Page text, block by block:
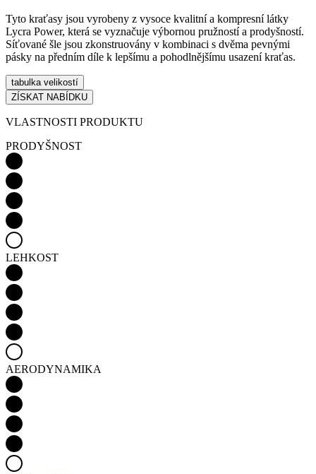
Tyto kraťasy jsou vyrobeny z vysoce kvalitní a kompresní látky
Lycra Power, která se vyznačuje výbornou pružností a prodyšností.
Síťované šle jsou zkonstruovány v kombinaci s dvěma pevnými
pásky na předním díle k lepšímu a pohodlnějšímu usazení kraťas.
tabulka velikostí
ZÍSKAT NABÍDKU
VLASTNOSTI PRODUKTU
PRODYŠNOST
LEHKOST
AERODYNAMIKA